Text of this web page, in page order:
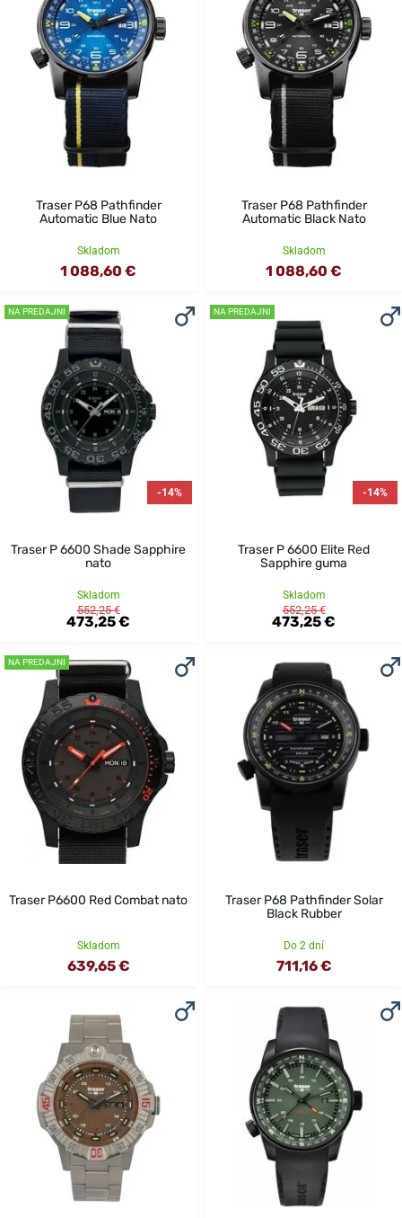
Traser P68 Pathfinder
Automatic Blue Nato
Skladom
1 088,60 €
Traser P68 Pathfinder
Automatic Black Nato
Skladom
1 088,60 €
NA PREDAJNI
-14%
Traser P 6600 Shade Sapphire
nato
Skladom
552,25 €
473,25 €
NA PREDAJNI
-14%
Traser P 6600 Elite Red
Sapphire guma
Skladom
552,25 €
473,25 €
NA PREDAJNI
Traser P6600 Red Combat nato
Skladom
639,65 €
Traser P68 Pathfinder Solar
Black Rubber
Do 2 dní
711,16 €